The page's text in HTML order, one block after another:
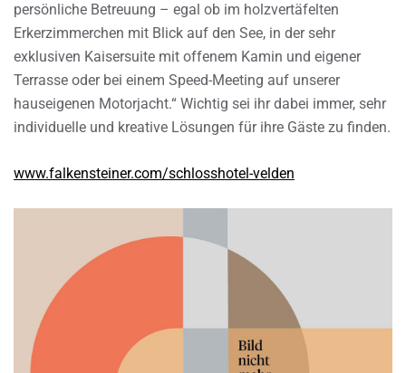
persönliche Betreuung – egal ob im holzvertäfelten
Erkerzimmerchen mit Blick auf den See, in der sehr
exklusiven Kaisersuite mit offenem Kamin und eigener
Terrasse oder bei einem Speed-Meeting auf unserer
hauseigenen Motorjacht.“ Wichtig sei ihr dabei immer, sehr
individuelle und kreative Lösungen für ihre Gäste zu finden.
www.falkensteiner.com/schlosshotel-velden